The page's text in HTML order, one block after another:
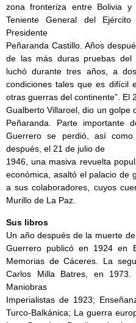
zona fronteriza entre Bolivia
Teniente General del
Presidente
Peñaranda Castillo. Años
de las más duras pruebas del
luchó durante tres años, a
condiciones tales que es difícil
otras guerras del continente”. El
Gualberto Villaroel, dio un golpe
Peñaranda. Parte importante
Guerrero se perdió, así
después, el 21 de julio de
1946, una masiva revuelta
económica, asaltó el palacio de
a sus colaboradores, cuyos
Murillo de La Paz.
Sus libros
Un año después de la muerte
Guerrero publicó en 1924 en
Memorias de Cáceres. La
Carlos Milla Batres, en
Maniobras
Imperialistas de 1923;
Turco-Balkánica; La guerra